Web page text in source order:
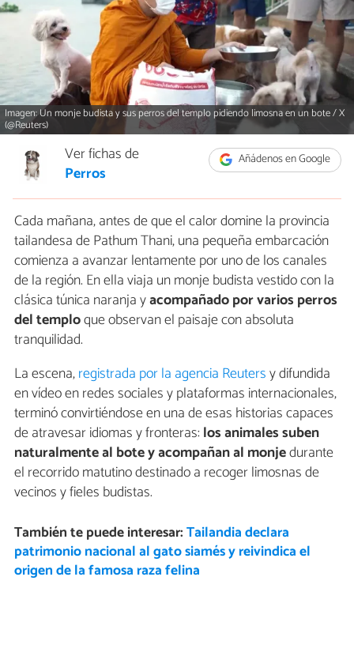
Imagen: Un monje budista y sus perros del templo pidiendo limosna en un bote / X
(@Reuters)
Añádenos en Google
Ver fichas de
Perros
Cada mañana, antes de que el calor domine la provincia
tailandesa de Pathum Thani, una pequeña embarcación
comienza a avanzar lentamente por uno de los canales
de la región. En ella viaja un monje budista vestido con la
clásica túnica naranja yacompañado por varios perros
del temploque observan el paisaje con absoluta
tranquilidad.
La escena,registrada por la agencia Reutersy difundida
en vídeo en redes sociales y plataformas internacionales,
terminó convirtiéndose en una de esas historias capaces
de atravesar idiomas y fronteras:los animales suben
naturalmente al bote y acompañan al monjedurante
el recorrido matutino destinado a recoger limosnas de
vecinos y fieles budistas.
También te puede interesar:Tailandia declara
patrimonio nacional al gato siamés y reivindica el
origen de la famosa raza felina